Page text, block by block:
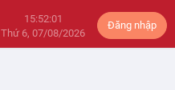
15:52:01
Thứ 6, 07/08/2026
Đăng nhập